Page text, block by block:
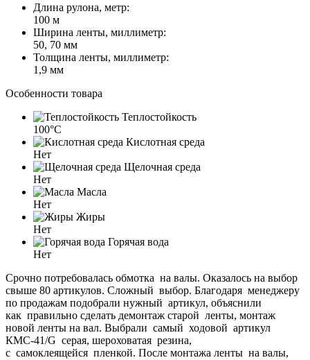
Длина рулона, метр:
100 м
Ширина ленты, миллиметр:
50, 70 мм
Толщина ленты, миллиметр:
1,9 мм
Особенности товара
Теплостойкость
100°C
Кислотная среда
Нет
Щелочная среда
Нет
Масла
Нет
Жиры
Нет
Горячая вода
Нет
Срочно потребовалась обмотка на валы. Оказалось на выбор
свыше 80 артикулов. Сложный выбор. Благодаря менеджеру
по продажам подобрали нужный артикул, объяснили
как правильно сделать демонтаж старой ленты, монтаж
новой ленты на вал. Выбрали самый ходовой артикул
КМС-41/G серая, шероховатая резина,
с самоклеящейся пленкой. После монтажа ленты на валы,